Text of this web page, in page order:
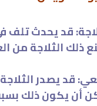
قد يحدث تلف
ذلك الثلاجة
قد يصدر
أن يكون ذلك